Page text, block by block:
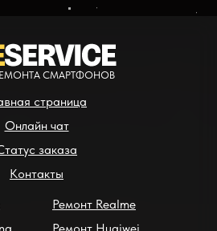
страница
Контакты
заказа
Ремонт Realme
Онлайн чат
СМАРТФОНОВ